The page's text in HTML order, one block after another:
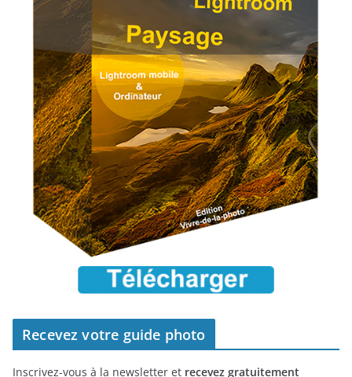
Recevez votre guide photo
Inscrivez-vous à la newsletter et recevez gratuitement